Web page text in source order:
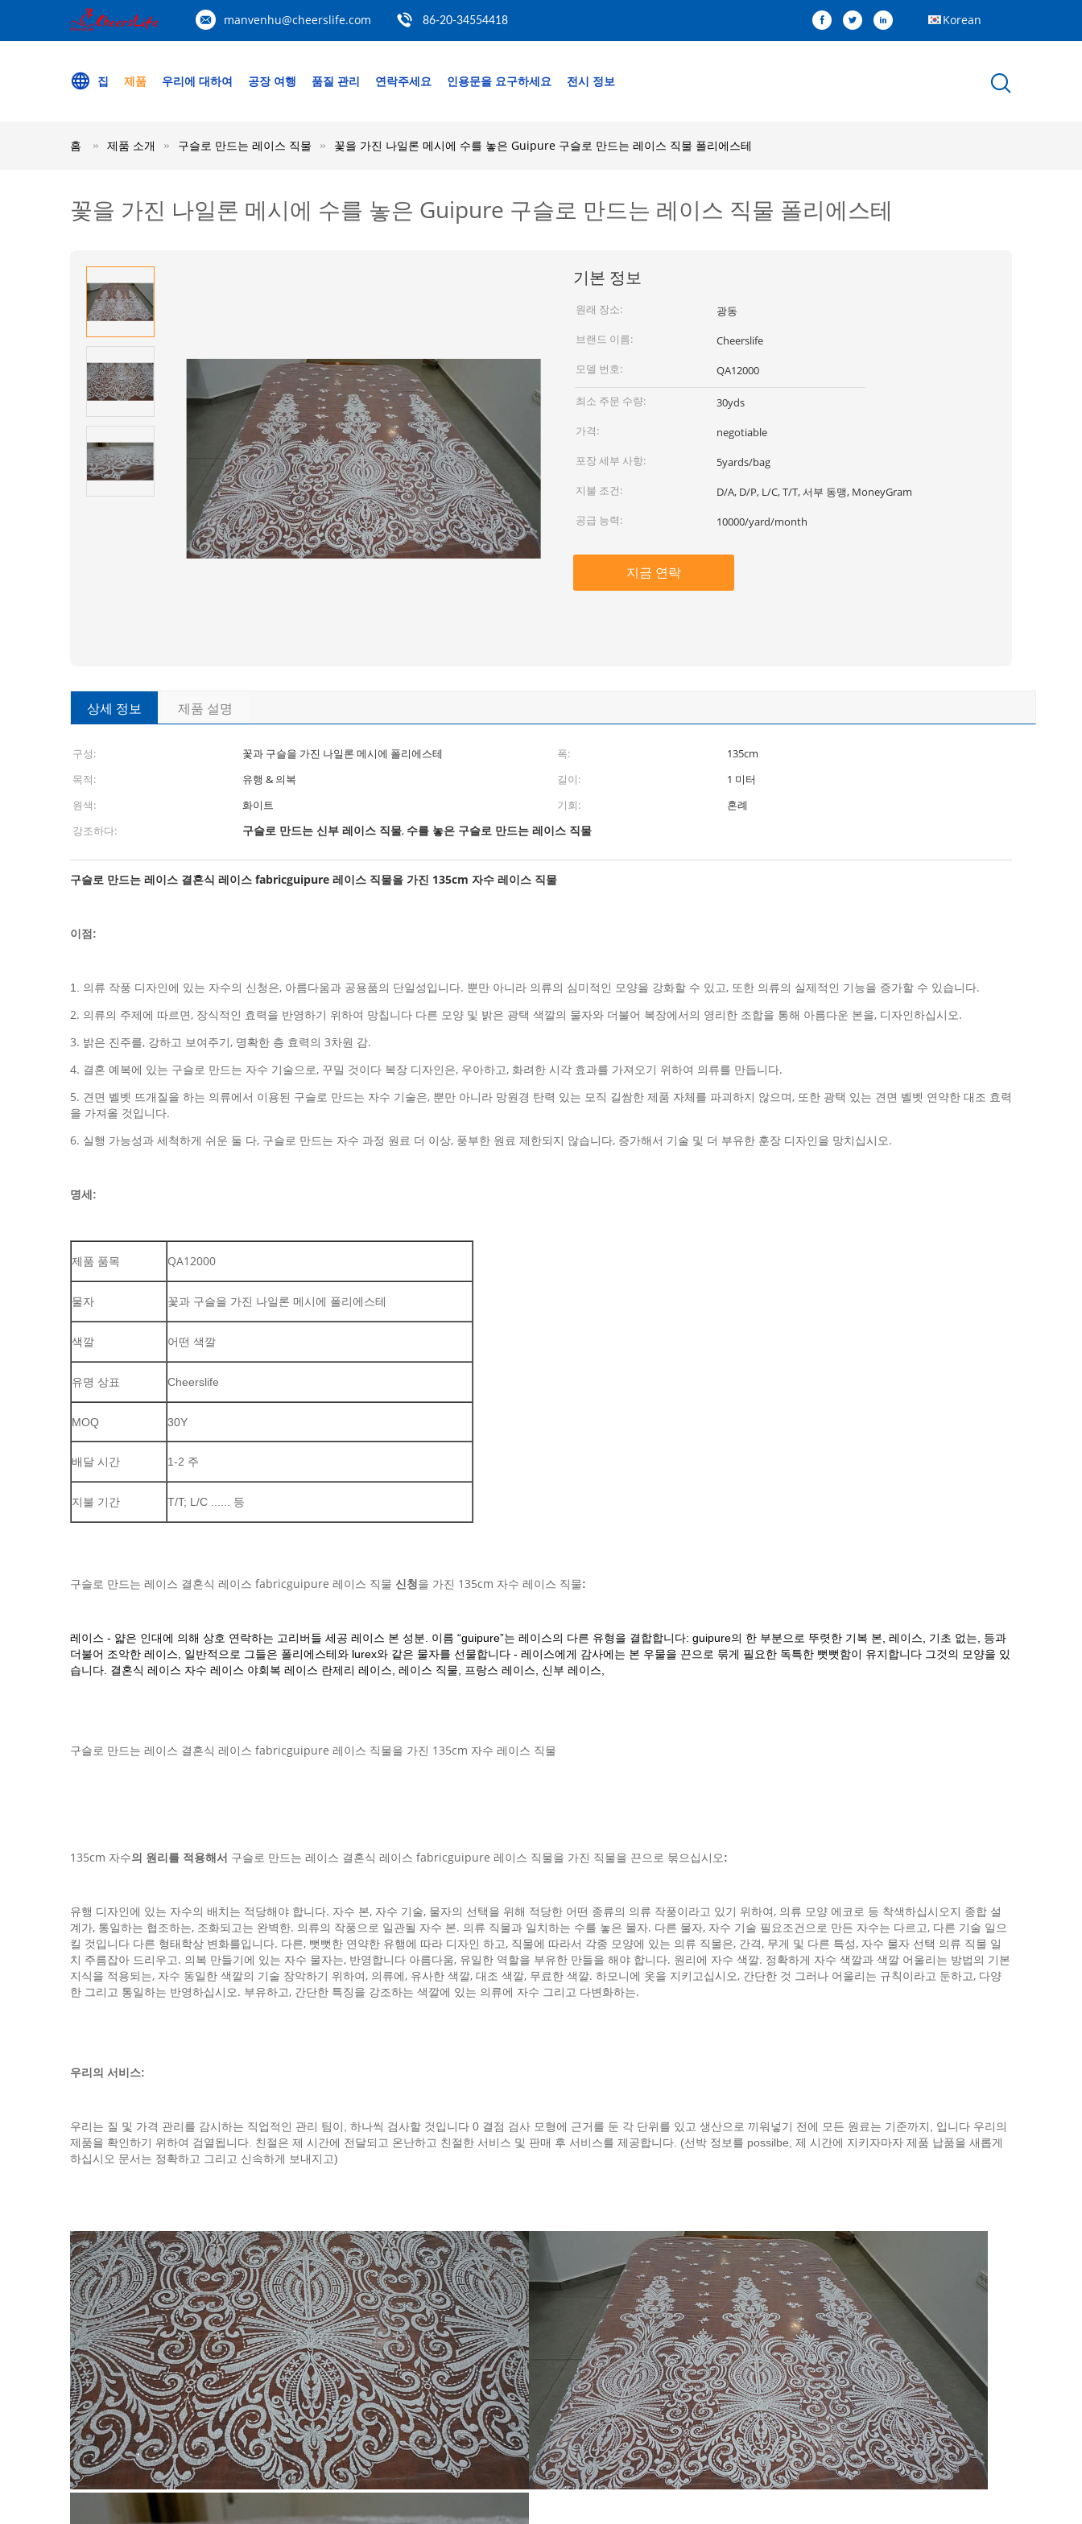
manvenhu@cheerslife.com 86-20-34554418 Korean
집 제품 우리에 대하여 공장 여행 품질 관리 연락주세요 인용문을 요구하세요 전시 정보
홈 제품 소개 구슬로 만드는 레이스 직물 꽃을 가진 나일론 메시에 수를 놓은 Guipure 구슬로 만드는 레이스 직물 폴리에스테
꽃을 가진 나일론 메시에 수를 놓은 Guipure 구슬로 만드는 레이스 직물 폴리에스테
기본 정보
원래 장소:
광동
브랜드 이름:
Cheerslife
모델 번호:
QA12000
최소 주문 수량:
30yds
가격:
negotiable
포장 세부 사항:
5yards/bag
지불 조건:
D/A, D/P, L/C, T/T, 서부 동맹, MoneyGram
공급 능력:
10000/yard/month
지금 연락
상세 정보 제품 설명
구성: 꽃과 구슬을 가진 나일론 메시에 폴리에스테 폭:
135cm
목적:
유행 & 의복 길이:
1 미터
원색:
화이트 기회:
혼례
강조하다:
구슬로 만드는 신부 레이스 직물, 수를 놓은 구슬로 만드는 레이스 직물
구슬로 만드는 레이스 결혼식 레이스 fabricguipure 레이스 직물을 가진 135cm 자수 레이스 직물
이점:
1.
의류 작풍 디자인에 있는 자수의 신청은, 아름다움과 공용품의 단일성입니다. 뿐만 아니라 의류의 심미적인 모양을 강화할 수 있고, 또한 의류의 실제적인 기능을 증가할 수 있습니다.
2. 의류의 주제에 따르면, 장식적인 효력을 반영하기 위하여 망칩니다 다른 모양 및 밝은 광택 색깔의 물자와 더불어 복장에서의 영리한 조합을 통해 아름다운 본을, 디자인하십시오.
3. 밝은 진주를, 강하고 보여주기, 명확한 층 효력의 3차원 감.
4. 결혼 예복에 있는 구슬로 만드는 자수 기술으로, 꾸밀 것이다 복장 디자인은, 우아하고, 화려한 시각 효과를 가져오기 위하여 의류를 만듭니다.
5. 견면 벨벳 뜨개질을 하는 의류에서 이용된 구슬로 만드는 자수 기술은, 뿐만 아니라 망원경 탄력 있는 모직 길쌈한 제품 자체를 파괴하지 않으며, 또한 광택 있는 견면 벨벳 연약한 대조 효력
을 가져올 것입니다.
6. 실행 가능성과 세척하게 쉬운 둘 다, 구슬로 만드는 자수 과정 원료 더 이상, 풍부한 원료 제한되지 않습니다, 증가해서 기술 및 더 부유한 훈장 디자인을 망치십시오.
명세:
제품 품목 QA12000
물자 꽃과 구슬을 가진 나일론 메시에 폴리에스테
색깔 어떤 색깔
유명 상표 Cheerslife
MOQ 30Y
배달 시간 1-2 주
지불 기간 T/T; L/C ...... 등
구슬로 만드는 레이스 결혼식 레이스 fabricguipure 레이스 직물 신청을 가진 135cm 자수 레이스 직물:
레이스 - 얇은 인대에 의해 상호 연락하는 고리버들 세공 레이스 본 성분. 이름 “guipure”는 레이스의 다른 유형을 결합합니다: guipure의 한 부분으로 뚜렷한 기복 본, 레이스, 기초 없는, 등과
더불어 조악한 레이스, 일반적으로 그들은 폴리에스테와 lurex와 같은 물자를 선물합니다 - 레이스에게 감사에는 본 우물을 끈으로 묶게 필요한 독특한 뻣뻣함이 유지합니다 그것의 모양을 있
습니다. 결혼식 레이스 자수 레이스 야회복 레이스 란제리 레이스, 레이스 직물, 프랑스 레이스, 신부 레이스,
구슬로 만드는 레이스 결혼식 레이스 fabricguipure 레이스 직물을 가진 135cm 자수 레이스 직물
135cm 자수의 원리를 적용해서 구슬로 만드는 레이스 결혼식 레이스 fabricguipure 레이스 직물을 가진 직물을 끈으로 묶으십시오:
유행 디자인에 있는 자수의 배치는 적당해야 합니다. 자수 본, 자수 기술, 물자의 선택을 위해 적당한 어떤 종류의 의류 작풍이라고 있기 위하여, 의류 모양 에코로 등 착색하십시오지 종합 설
계가, 통일하는 협조하는, 조화되고는 완벽한. 의류의 작풍으로 일관될 자수 본. 의류 직물과 일치하는 수를 놓은 물자. 다른 물자, 자수 기술 필요조건으로 만든 자수는 다르고, 다른 기술 일으
킬 것입니다 다른 형태학상 변화를입니다. 다른, 뻣뻣한 연약한 유행에 따라 디자인 하고, 직물에 따라서 각종 모양에 있는 의류 직물은, 간격, 무게 및 다른 특성, 자수 물자 선택 의류 직물 일
치 주름잡아 드리우고. 의복 만들기에 있는 자수 물자는, 반영합니다 아름다움, 유일한 역할을 부유한 만들을 해야 합니다. 원리에 자수 색깔. 정확하게 자수 색깔과 색깔 어울리는 방법의 기본
지식을 적용되는, 자수 동일한 색깔의 기술 장악하기 위하여, 의류에, 유사한 색깔, 대조 색깔, 무료한 색깔. 하모니에 옷을 지키고십시오, 간단한 것 그러나 어울리는 규칙이라고 둔하고, 다양
한 그리고 통일하는 반영하십시오. 부유하고, 간단한 특징을 강조하는 색깔에 있는 의류에 자수 그리고 다변화하는.
우리의 서비스:
우리는 질 및 가격 관리를 감시하는 직업적인 관리 팀이, 하나씩 검사할 것입니다 0 결점 검사 모형에 근거를 둔 각 단위를 있고 생산으로 끼워넣기 전에 모든 원료는 기준까지, 입니다 우리의
제품을 확인하기 위하여 검열됩니다. 친절은 제 시간에 전달되고 온난하고 친절한 서비스 및 판매 후 서비스를 제공합니다. (선박 정보를 possilbe, 제 시간에 지키자마자 제품 납품을 새롭게
하십시오 문서는 정확하고 그리고 신속하게 보내지고)